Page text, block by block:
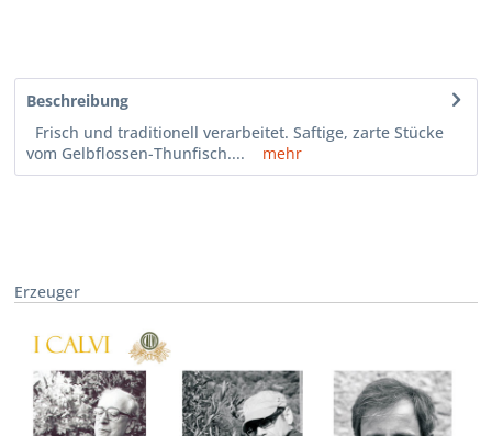
Beschreibung
Frisch und traditionell verarbeitet. Saftige, zarte Stücke
vom Gelbflossen-Thunfisch....
mehr
Erzeuger